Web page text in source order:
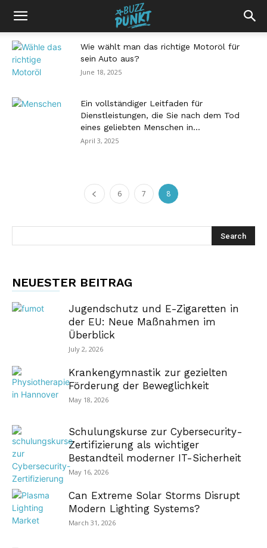
Wie wählt man das richtige Motoröl für
sein Auto aus?
June 18, 2025
Ein vollständiger Leitfaden für
Dienstleistungen, die Sie nach dem Tod
eines geliebten Menschen in...
April 3, 2025
6 7 8
NEUESTER BEITRAG
Jugendschutz und E-Zigaretten in
der EU: Neue Maßnahmen im
Überblick
July 2, 2026
Krankengymnastik zur gezielten
Förderung der Beweglichkeit
May 18, 2026
Schulungskurse zur Cybersecurity-
Zertifizierung als wichtiger
Bestandteil moderner IT-Sicherheit
May 16, 2026
Can Extreme Solar Storms Disrupt
Modern Lighting Systems?
March 31, 2026